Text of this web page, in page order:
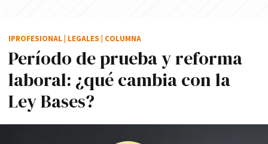
Período de prueba y reforma
laboral: ¿qué cambia con la
Ley Bases?
IPROFESIONAL LEGALES COLUMNA